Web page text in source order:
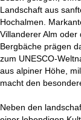
Landschaft aus
Hochalmen.
Villanderer Alm oder
Bergbäche prägen
zum UNESCO-
aus alpiner Höhe,
macht den
Neben den